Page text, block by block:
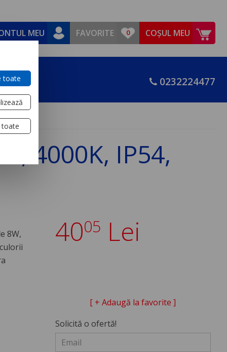
MEU FAVORITE COȘUL MEU
0232224477
4000K, IP54,
8W,
4005 Lei
[ + Adaugă la favorite ]
Solicită o ofertă!
toate
toate